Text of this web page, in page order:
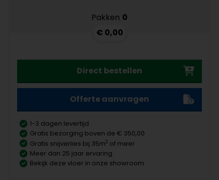
Pakken 0
€ 0,00
Direct bestellen
Offerte aanvragen
1-3 dagen levertijd
Gratis bezorging boven de € 350,00
Gratis snijverlies bij 35m2 of meer
Meer dan 25 jaar ervaring
Bekijk deze vloer in onze showroom